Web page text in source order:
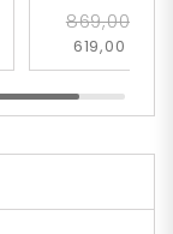
869,00 zł
619,00 zł